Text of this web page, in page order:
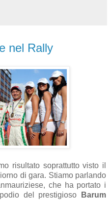
nel Rally
risultato soprattutto visto il
di gara. Stiamo parlando
che ha portato i
del prestigioso
Barum